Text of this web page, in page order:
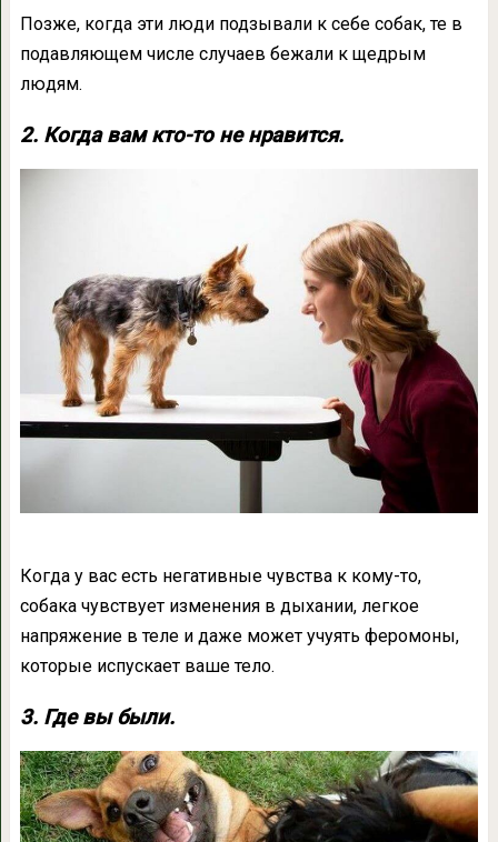
Позже, когда эти люди подзывали к себе собак, те в
подавляющем числе случаев бежали к щедрым
людям.
2. Когда вам кто-то не нравится.
Когда у вас есть негативные чувства к кому-то,
собака чувствует изменения в дыхании, легкое
напряжение в теле и даже может учуять феромоны,
которые испускает ваше тело.
3. Где вы были.